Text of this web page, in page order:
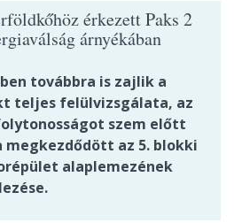
érkezett Paks 2
árnyékában
továbbra is zajlik a
teljes felülvizsgálata, az
szem előtt
az 5. blokki
alaplemezének